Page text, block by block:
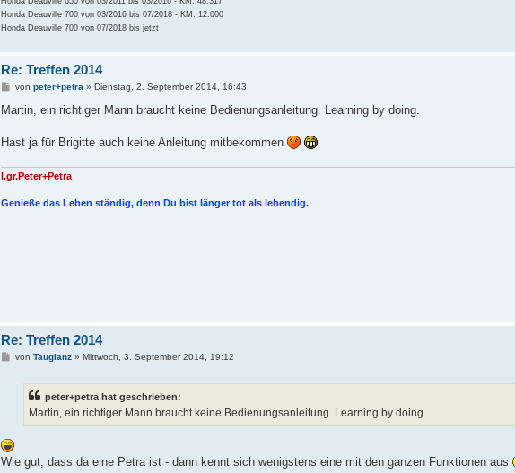
Honda Deauville 700 von 03/2016 bis 07/2018 - KM: 12.000
Honda Deauville 700 von 07/2018 bis jetzt
Re: Treffen 2014
B
i
a
von peter+petra » Dienstag, 2. September 2014, 16:43
Martin, ein richtiger Mann braucht keine Bedienungsanleitung. Learning by doing.
Hast ja für Brigitte auch keine Anleitung mitbekommen
l.gr.Peter+Petra
Genieße das Leben ständig, denn Du bist länger tot als lebendig.
Re: Treffen 2014
Bvon Tauglanz» Mittwoch, 3. September 2014, 19:12
peter+petra hat geschrieben:
Martin, ein richtiger Mann braucht keine Bedienungsanleitung. Learning by doing.
Wie gut, dass da eine Petra ist - dann kennt sich wenigstens eine mit den ganzen Funktionen aus